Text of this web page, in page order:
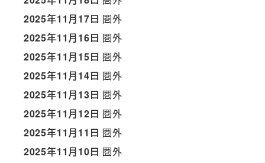
2025年11月17日 圏外
2025年11月16日 圏外
2025年11月15日 圏外
2025年11月14日 圏外
2025年11月13日 圏外
2025年11月12日 圏外
2025年11月11日 圏外
2025年11月10日 圏外